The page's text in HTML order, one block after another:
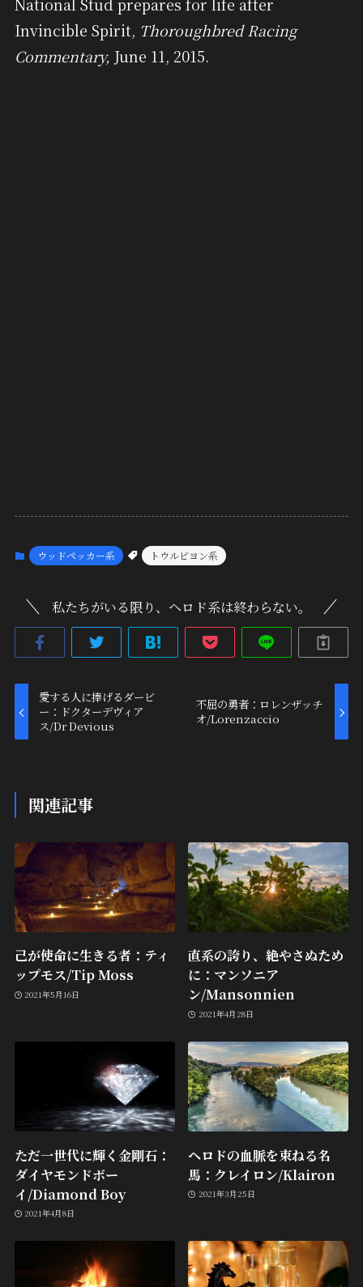
National Stud prepares for life after
Invincible Spirit, Thoroughbred Racing
Commentary, June 11, 2015.
ウッドペッカー系 トウルビヨン系
私たちがいる限り、ヘロド系は終わらない。
愛する人に捧げるダービ
ー：ドクターデヴィア
ス/Dr Devious
不屈の勇者：ロレンザッチ
オ/Lorenzaccio
関連記事
己が使命に生きる者：ティ
ップモス/Tip Moss
2021年5月16日
直系の誇り、絶やさぬため
に：マンソニア
ン/Mansonnien
2021年4月28日
ただ一世代に輝く金剛石：
ダイヤモンドボー
イ/Diamond Boy
2021年4月8日
ヘロドの血脈を束ねる名
馬：クレイロン/Klairon
2021年3月25日